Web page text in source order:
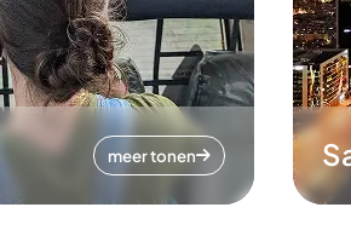
meer tonen